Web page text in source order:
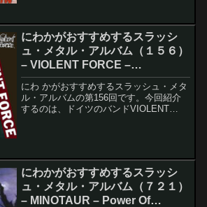
にわかがおすすめするスラッシ
ュ・メタル・アルバム（１５６）
– VIOLENT FORCE –
Malevolent Assault Of
Tomorrow
にわ かがおすすめするスラッシュ・メタ
ル・アルバムの第156回です。今回紹介
するのは、ドイツのバンドVIOLENT
にわかがおすすめするスラッシ
ュ・メタル・アルバム（７２１）
– MINOTAUR – Power Of